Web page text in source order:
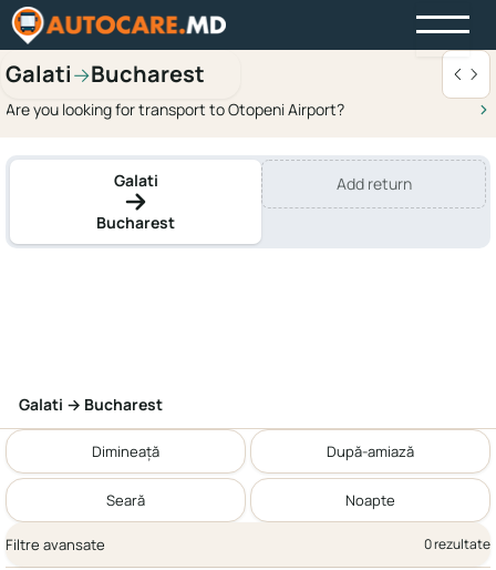
Galati→Bucharest
Are you looking for transport to Otopeni Airport?
Galati
Bucharest
Add return
Galati → Bucharest
Dimineață După-amiază
Seară Noapte
Filtre avansate 0 rezultate